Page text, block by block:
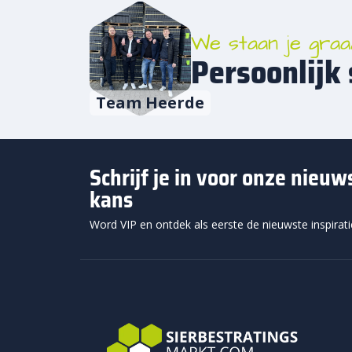
S-
De
Voor
Team Heerde
We staan je
Persoonlijk
Schrijf je in voor onze
kans
Word VIP en ontdek als eerste de nieuwste